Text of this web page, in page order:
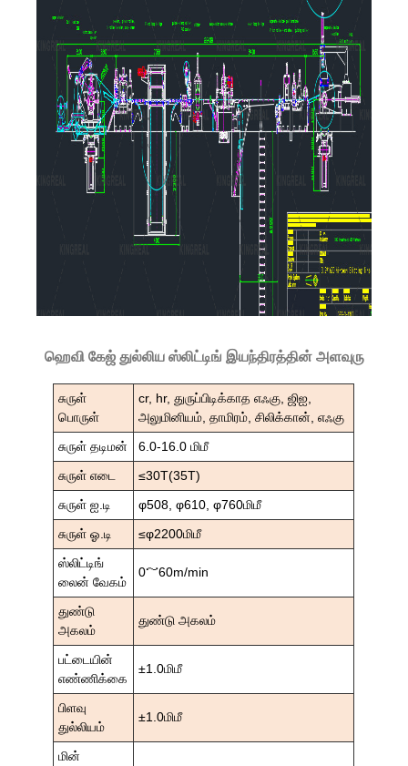
ஹெவி கேஜ் துல்லிய ஸ்லிட்டிங் இயந்திரத்தின் அளவுரு
சுருள்
பொருள்
cr, hr, துருப்பிடிக்காத எஃகு, ஜிஐ,
அலுமினியம், தாமிரம், சிலிக்கான், எஃகு
சுருள் தடிமன்
6.0-16.0 மிமீ
சுருள் எடை
≤30T(35T)
சுருள் ஐ.டி
φ508, φ610, φ760மிமீ
சுருள் ஓ.டி
≤φ2200மிமீ
ஸ்லிட்டிங்
லைன் வேகம்
0～60m/min
துண்டு
அகலம்
துண்டு அகலம்
பட்டையின்
எண்ணிக்கை
±1.0மிமீ
பிளவு
துல்லியம்
±1.0மிமீ
மின்